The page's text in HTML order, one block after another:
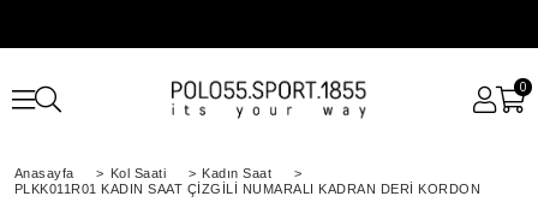
0
Anasayfa > Kol Saati > Kadın Saat
>
PLKK011R01 KADIN SAAT ÇİZGİLİ NUMARALI KADRAN DERİ KORDON